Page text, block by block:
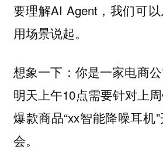
要理解AI Agent，我们可
用场景说起。
想象一下：你是一家电商
明天上午10点需要针对上
爆款商品“xx智能降噪耳机
会。